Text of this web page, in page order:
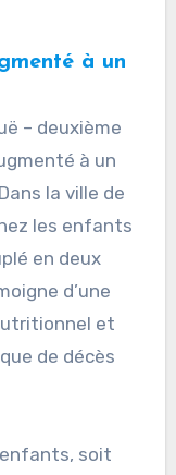
à un
– deuxième
à un
la ville de
les enfants
en deux
d’une
et
de décès
soit